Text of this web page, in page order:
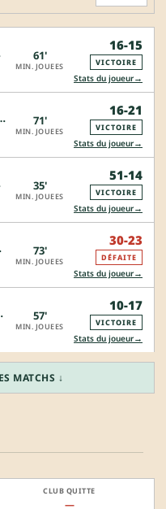
61'
MIN. JOUEES
16-15
VICTOIRE
Stats du joueur→
Rugby Sevilla 71'
MIN. JOUEES
16-21
VICTOIRE
Stats du joueur→
35'
MIN. JOUEES
51-14
VICTOIRE
Stats du joueur→
73'
MIN. JOUEES
30-23
DÉFAITE
Stats du joueur→
Sevilla 57'
MIN. JOUEES
10-17
VICTOIRE
Stats du joueur→
MATCHS ↓
—